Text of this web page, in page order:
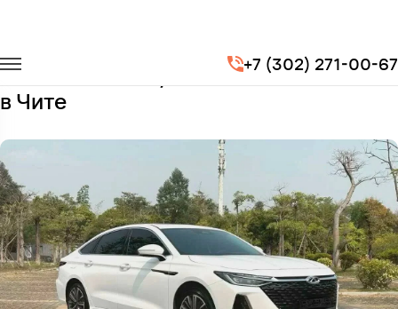
+7 (302) 271-00-67
Легковые автомобили
Заказать Cherry Arrizo 8 с водителем
в Чите